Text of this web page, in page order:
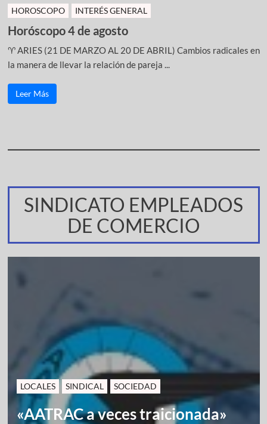
HOROSCOPO INTERÉS GENERAL
Horóscopo 4 de agosto
♈ ARIES (21 DE MARZO AL 20 DE ABRIL) Cambios radicales en
la manera de llevar la relación de pareja ...
Leer Más
SINDICATO EMPLEADOS
DE COMERCIO
LOCALES SINDICAL SOCIEDAD
«AATRAC a veces traicionada»